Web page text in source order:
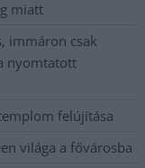
miatt
immáron csak
nyomtatott
felújítása
világa a fővárosba